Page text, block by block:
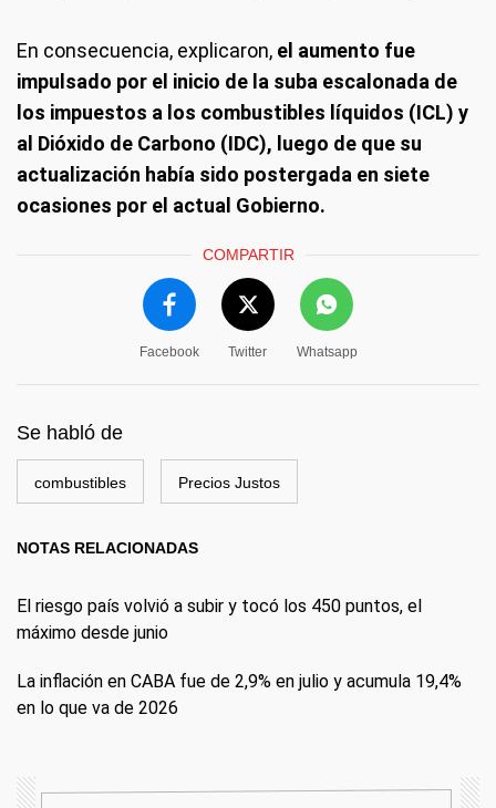
En consecuencia, explicaron, el aumento fue
impulsado por el inicio de la suba escalonada de
los impuestos a los combustibles líquidos (ICL) y
al Dióxido de Carbono (IDC), luego de que su
actualización había sido postergada en siete
ocasiones por el actual Gobierno.
COMPARTIR
Facebook Twitter Whatsapp
Se habló de
combustibles Precios Justos
NOTAS RELACIONADAS
El riesgo país volvió a subir y tocó los 450 puntos, el
máximo desde junio
La inflación en CABA fue de 2,9% en julio y acumula 19,4%
en lo que va de 2026